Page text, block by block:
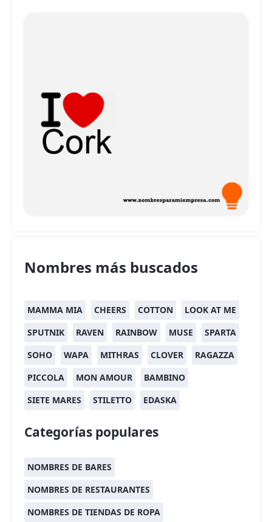
Nombres más buscados
MAMMA MIA CHEERS COTTON
LOOK AT ME
SPUTNIK
RAVEN RAINBOW MUSE
SPARTA
SOHO
WAPA MITHRAS CLOVER
RAGAZZA
PICCOLA
MON AMOUR
BAMBINO
SIETE MARES
STILETTO EDASKA
Categorías populares
NOMBRES DE BARES
NOMBRES DE RESTAURANTES
NOMBRES DE TIENDAS DE ROPA